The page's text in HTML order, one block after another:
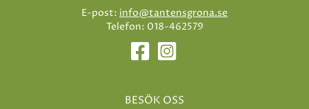
E-post: info@tantensgrona.se
Telefon: 018-462579
BESÖK OSS